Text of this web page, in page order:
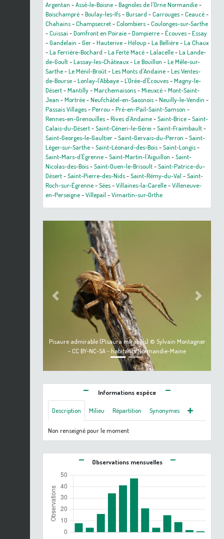
Argentan -Assé-le-Boisne-Bagnoles de l'Orne Normandie-
Boischampré-Boulay-les-Ifs-Bursard -Carrouges-Ceaucé-
Chahains-Champsecret-Colombiers-Coulonges-sur-Sarthe
-Cuissai -Domfront en Poiraie-Dompierre-Écouves-Essay
-Gandelain -Ger-Hauterive-Héloup-La Bellière-La Chaux
-La Ferrière-Bochard -La Ferté Macé-Lalacelle-La Lande-
de-Goult-Lassay-les-Châteaux-Le Bouillon -Le Mêle-sur-
Sarthe-Le Ménil-Broût-Les Monts d'Andaine-Les Ventes-
de-Bourse-Lonlay-l'Abbaye-L'Orée-d'Écouves-Magny-le-
Désert-Mantilly-Marchemaisons-Mieuxcé-Mont-Saint-
Jean -Mortrée-Neufchâtel-en-Saosnois-Neuilly-le-Vendin -
Passais Villages-Perrou -Pré-en-Pail-Saint-Samson -
Rennes-en-Grenouilles-Rives d'Andaine-Saint-Brice-Saint-
Calais-du-Désert-Saint-Céneri-le-Gérei -Saint-Fraimbault-
Saint-Georges-le-Gaultier-Saint-Gervais-du-Perron -Saint-
Léger-sur-Sarthe-Saint-Léonard-des-Bois-Saint-Longis-
Saint-Mars-d'Égrenne-Saint-Martin-l'Aiguillon -Saint-
Nicolas-des-Bois-Saint-Ouen-le-Brisoult-Saint-Patrice-du-
Désert-Saint-Pierre-des-Nids-Saint-Rémy-du-Val -Saint-
Roch-sur-Égrenne-Sées-Villaines-la-Carelle-Villeneuve-
en-Perseigne-Villepail -Vimartin-sur-Orthe
Pisaure admirable (Pisaura mirabilis) © Sylvain Montagner
- CC BY-NC-SA - habitants Normandie-Maine
Previous Next
Informations espèce
Description Milieu Répartition Synonymes
Non renseigné pour le moment
Observations mensuelles